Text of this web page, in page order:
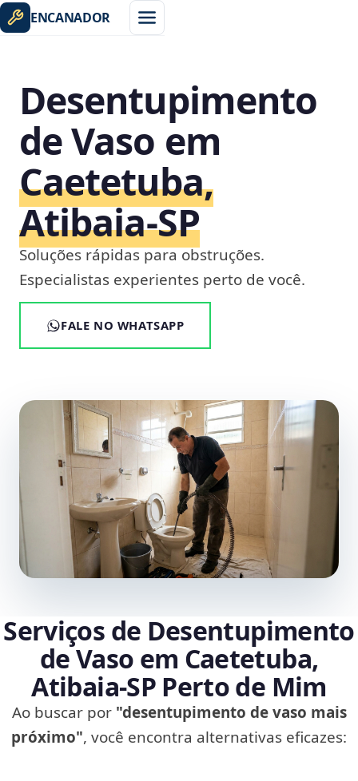
ENCANADOR
Desentupimento
de Vaso em
Caetetuba,
Atibaia‑SP
Soluções rápidas para obstruções.
Especialistas experientes perto de você.
FALE NO WHATSAPP
Serviços de Desentupimento
de Vaso em Caetetuba,
Atibaia‑SP Perto de Mim
Ao buscar por "desentupimento de vaso mais
próximo", você encontra alternativas eficazes: